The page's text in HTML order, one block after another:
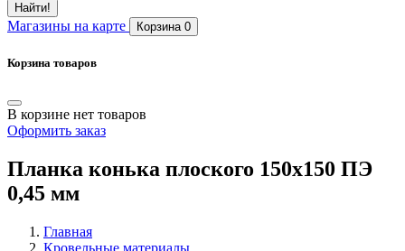
Найти!
Магазины на карте Корзина 0
Корзина товаров
В корзине нет товаров
Оформить заказ
Планка конька плоского 150х150 ПЭ
0,45 мм
Главная